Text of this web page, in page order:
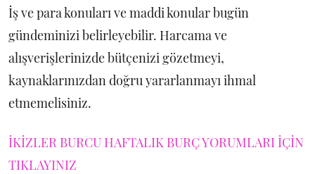
İş ve para konuları ve maddi konular bugün
gündeminizi belirleyebilir. Harcama ve
alışverişlerinizde bütçenizi gözetmeyi,
kaynaklarınızdan doğru yararlanmayı ihmal
etmemelisiniz.
İKİZLER BURCU HAFTALIK BURÇ YORUMLARI İÇİN
TIKLAYINIZ